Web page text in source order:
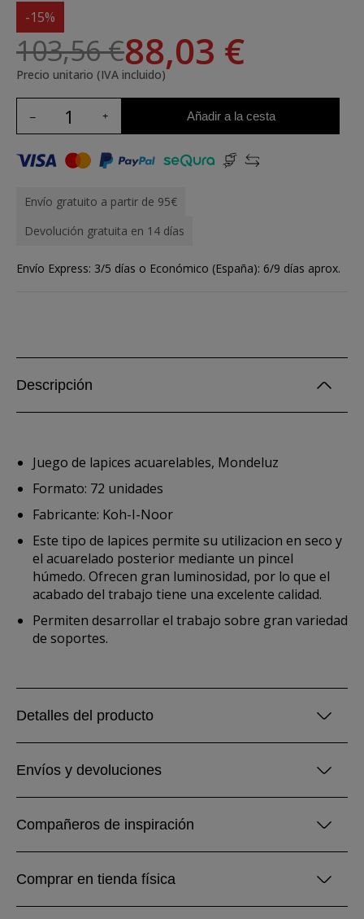
-15%
103,56 €88,03 €
Precio unitario (IVA incluido)
Añadir a la cesta
Envío gratuito a partir de 95€
Devolución gratuita en 14 días
Envío Express: 3/5 días o Económico (España): 6/9 días aprox.
Descripción
Juego de lapices acuarelables, Mondeluz
Formato: 72 unidades
Fabricante: Koh-I-Noor
Este tipo de lapices permite su utilizacion en seco y
el acuarelado posterior mediante un pincel
húmedo. Ofrecen gran luminosidad, por lo que el
acabado del trabajo tiene una excelente calidad.
Permiten desarrollar el trabajo sobre gran variedad
de soportes.
Detalles del producto
Envíos y devoluciones
Compañeros de inspiración
Comprar en tienda física